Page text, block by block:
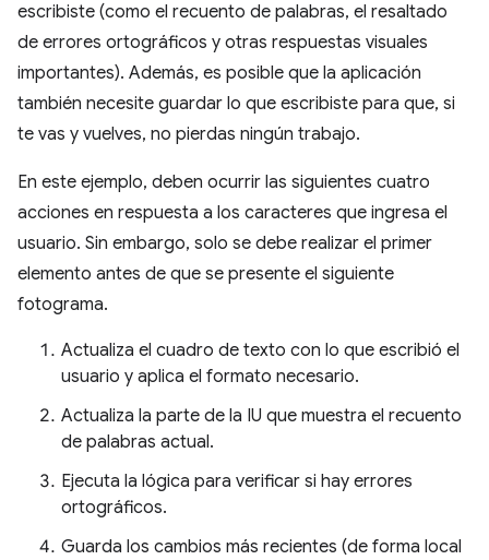
escribiste (como el recuento de palabras, el resaltado
de errores ortográficos y otras respuestas visuales
importantes). Además, es posible que la aplicación
también necesite guardar lo que escribiste para que, si
te vas y vuelves, no pierdas ningún trabajo.
En este ejemplo, deben ocurrir las siguientes cuatro
acciones en respuesta a los caracteres que ingresa el
usuario. Sin embargo, solo se debe realizar el primer
elemento antes de que se presente el siguiente
fotograma.
Actualiza el cuadro de texto con lo que escribió el
usuario y aplica el formato necesario.
Actualiza la parte de la IU que muestra el recuento
de palabras actual.
Ejecuta la lógica para verificar si hay errores
ortográficos.
Guarda los cambios más recientes (de forma local